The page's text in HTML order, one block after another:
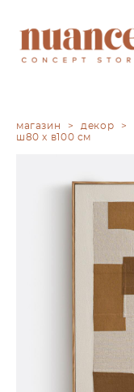
магазин > декор >
ш80 x в100 см